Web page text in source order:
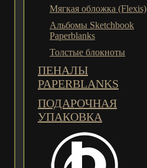
Мягкая обложка (Flexis)
Альбомы Sketchbook
Paperblanks
Толстые блокноты
ПЕНАЛЫ
PAPERBLANKS
ПОДАРОЧНАЯ
УПАКОВКА